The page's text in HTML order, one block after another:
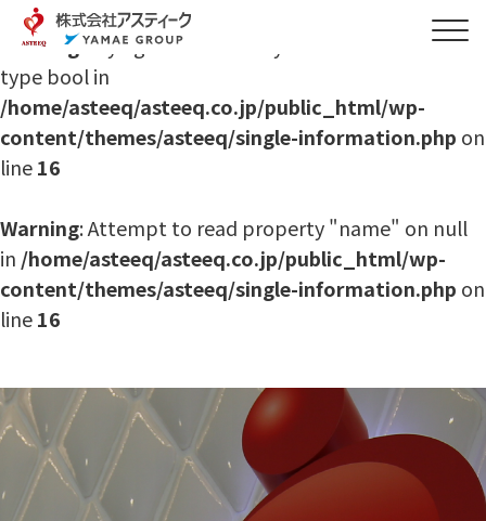
Warning: Trying to access array offset on value of
type bool in
/home/asteeq/asteeq.co.jp/public_html/wp-
content/themes/asteeq/single-information.php on
line16
Warning: Attempt to read property "name" on null
in /home/asteeq/asteeq.co.jp/public_html/wp-
content/themes/asteeq/single-information.php on
line16